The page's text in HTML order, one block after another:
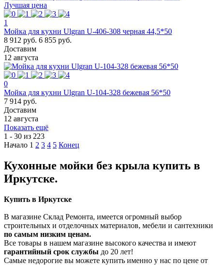
Лучшая цена
1
Мойка для кухни Ulgran U-406-308 черная 44,5*50
8 912 руб. 6 855 руб.
Доставим
12 августа
0
Мойка для кухни Ulgran U-104-328 бежевая 56*50
7 914 руб.
Доставим
12 августа
Показать ещё
1 - 30 из 223
Начало 1 2 3 4 5 Конец
Кухонные мойки без крыла купить в
Иркутске.
Купить в Иркутске
В магазине Склад Ремонта, имеется огромный выбор
строительных и отделочных материалов, мебели и сантехники
по самым низким ценам.
Все товары в нашем магазине высокого качества и имеют
гарантийный срок службы до 20 лет!
Самые недорогие вы можете купить именно у нас по цене от